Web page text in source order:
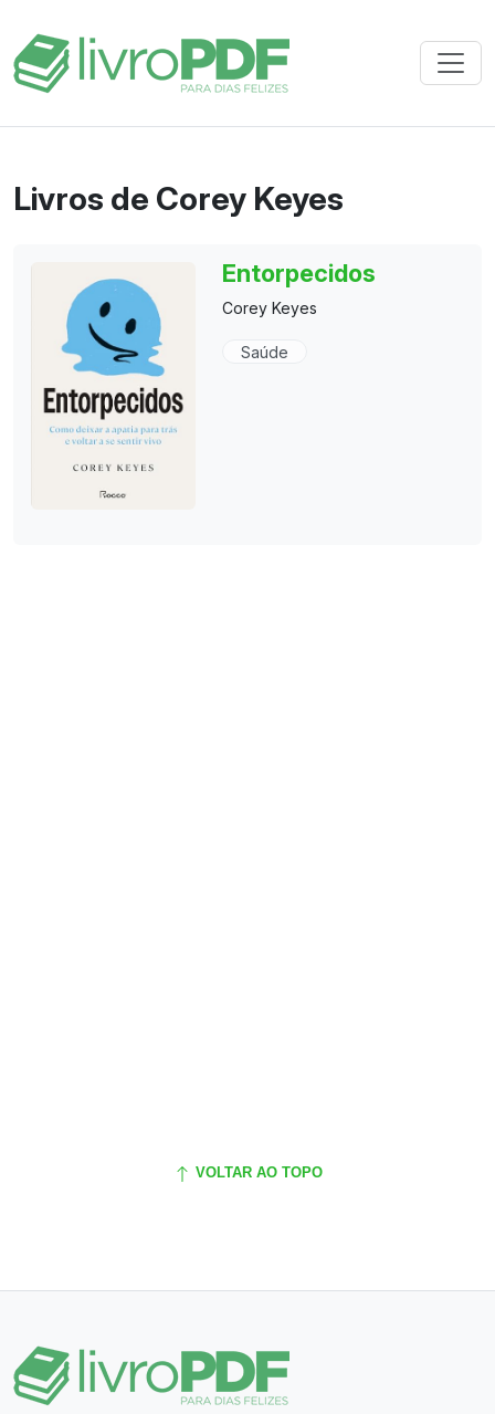
Livros de Corey Keyes
Entorpecidos
Corey Keyes
Saúde
VOLTAR AO TOPO